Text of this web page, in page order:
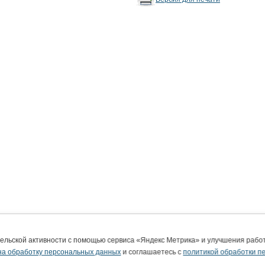
активности с помощью сервиса «Яндекс Метрика» и улучшения
обработку персональных данныхи соглашаетесь сполитикой обработки